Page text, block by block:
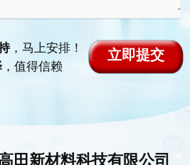
，马上安排！
，值得信赖
田新材料科技有限公司